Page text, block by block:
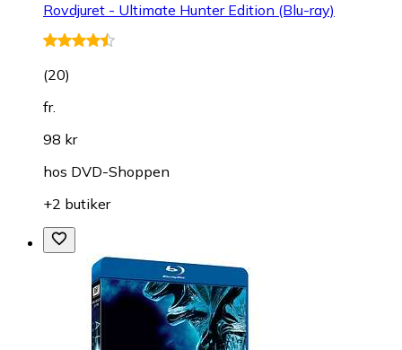
Rovdjuret - Ultimate Hunter Edition (Blu-ray)
(20)
fr.
98 kr
hos DVD-Shoppen
+2 butiker